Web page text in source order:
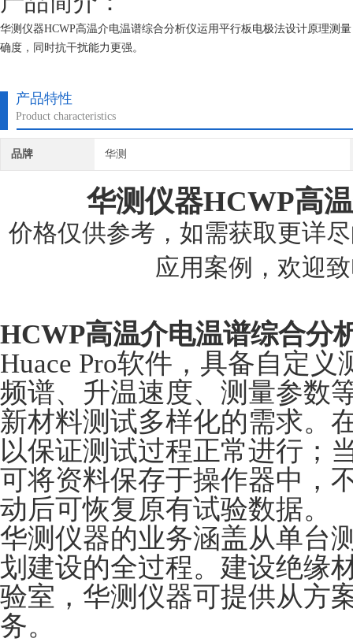
华测仪器HCWP高温介电温谱综合分析仪运用平行板电极法设计原理测
确度，同时抗干扰能力更强。
产品特性
Product characteristics
品牌 华测
华测仪器HCWP高
价格仅供参考，如需获取更详
应用案例，欢迎
HCWP高温介电温谱综合分
Huace Pro软件，具备自定
频谱、升温速度、测量参数
新材料测试多样化的需求。
以保证测试过程正常进行；
可将资料保存于操作器中，
动后可恢复原有试验数据。
华测仪器的业务涵盖从单台
划建设的全过程。建设绝缘
验室，华测仪器可提供从方
务。